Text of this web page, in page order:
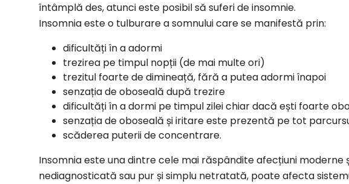
întâmplă des, atunci este posibil să suferi de insomnie.
Insomnia este o tulburare a somnului care se manifestă prin:
dificultăți în a adormi
trezirea pe timpul nopții (de mai multe ori)
trezitul foarte de dimineață, fără a putea adormi înapoi
senzația de oboseală după trezire
dificultăți în a dormi pe timpul zilei chiar dacă ești foarte
senzația de oboseală și iritare este prezentă pe tot
scăderea puterii de concentrare.
Insomnia este una dintre cele mai răspândite afecțiuni moderne
nediagnosticată sau pur și simplu netratată, poate afecta